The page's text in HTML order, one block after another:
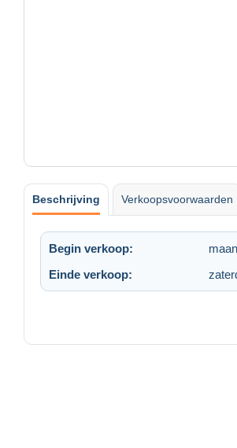
Beschrijving Verkoopsvoorwaarden
Begin verkoop:
Einde verkoop: